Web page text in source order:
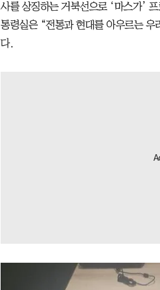
사를 상징하는 거북선으로 ‘마스가’
통령실은 “전통과 현대를 아우르는
다.